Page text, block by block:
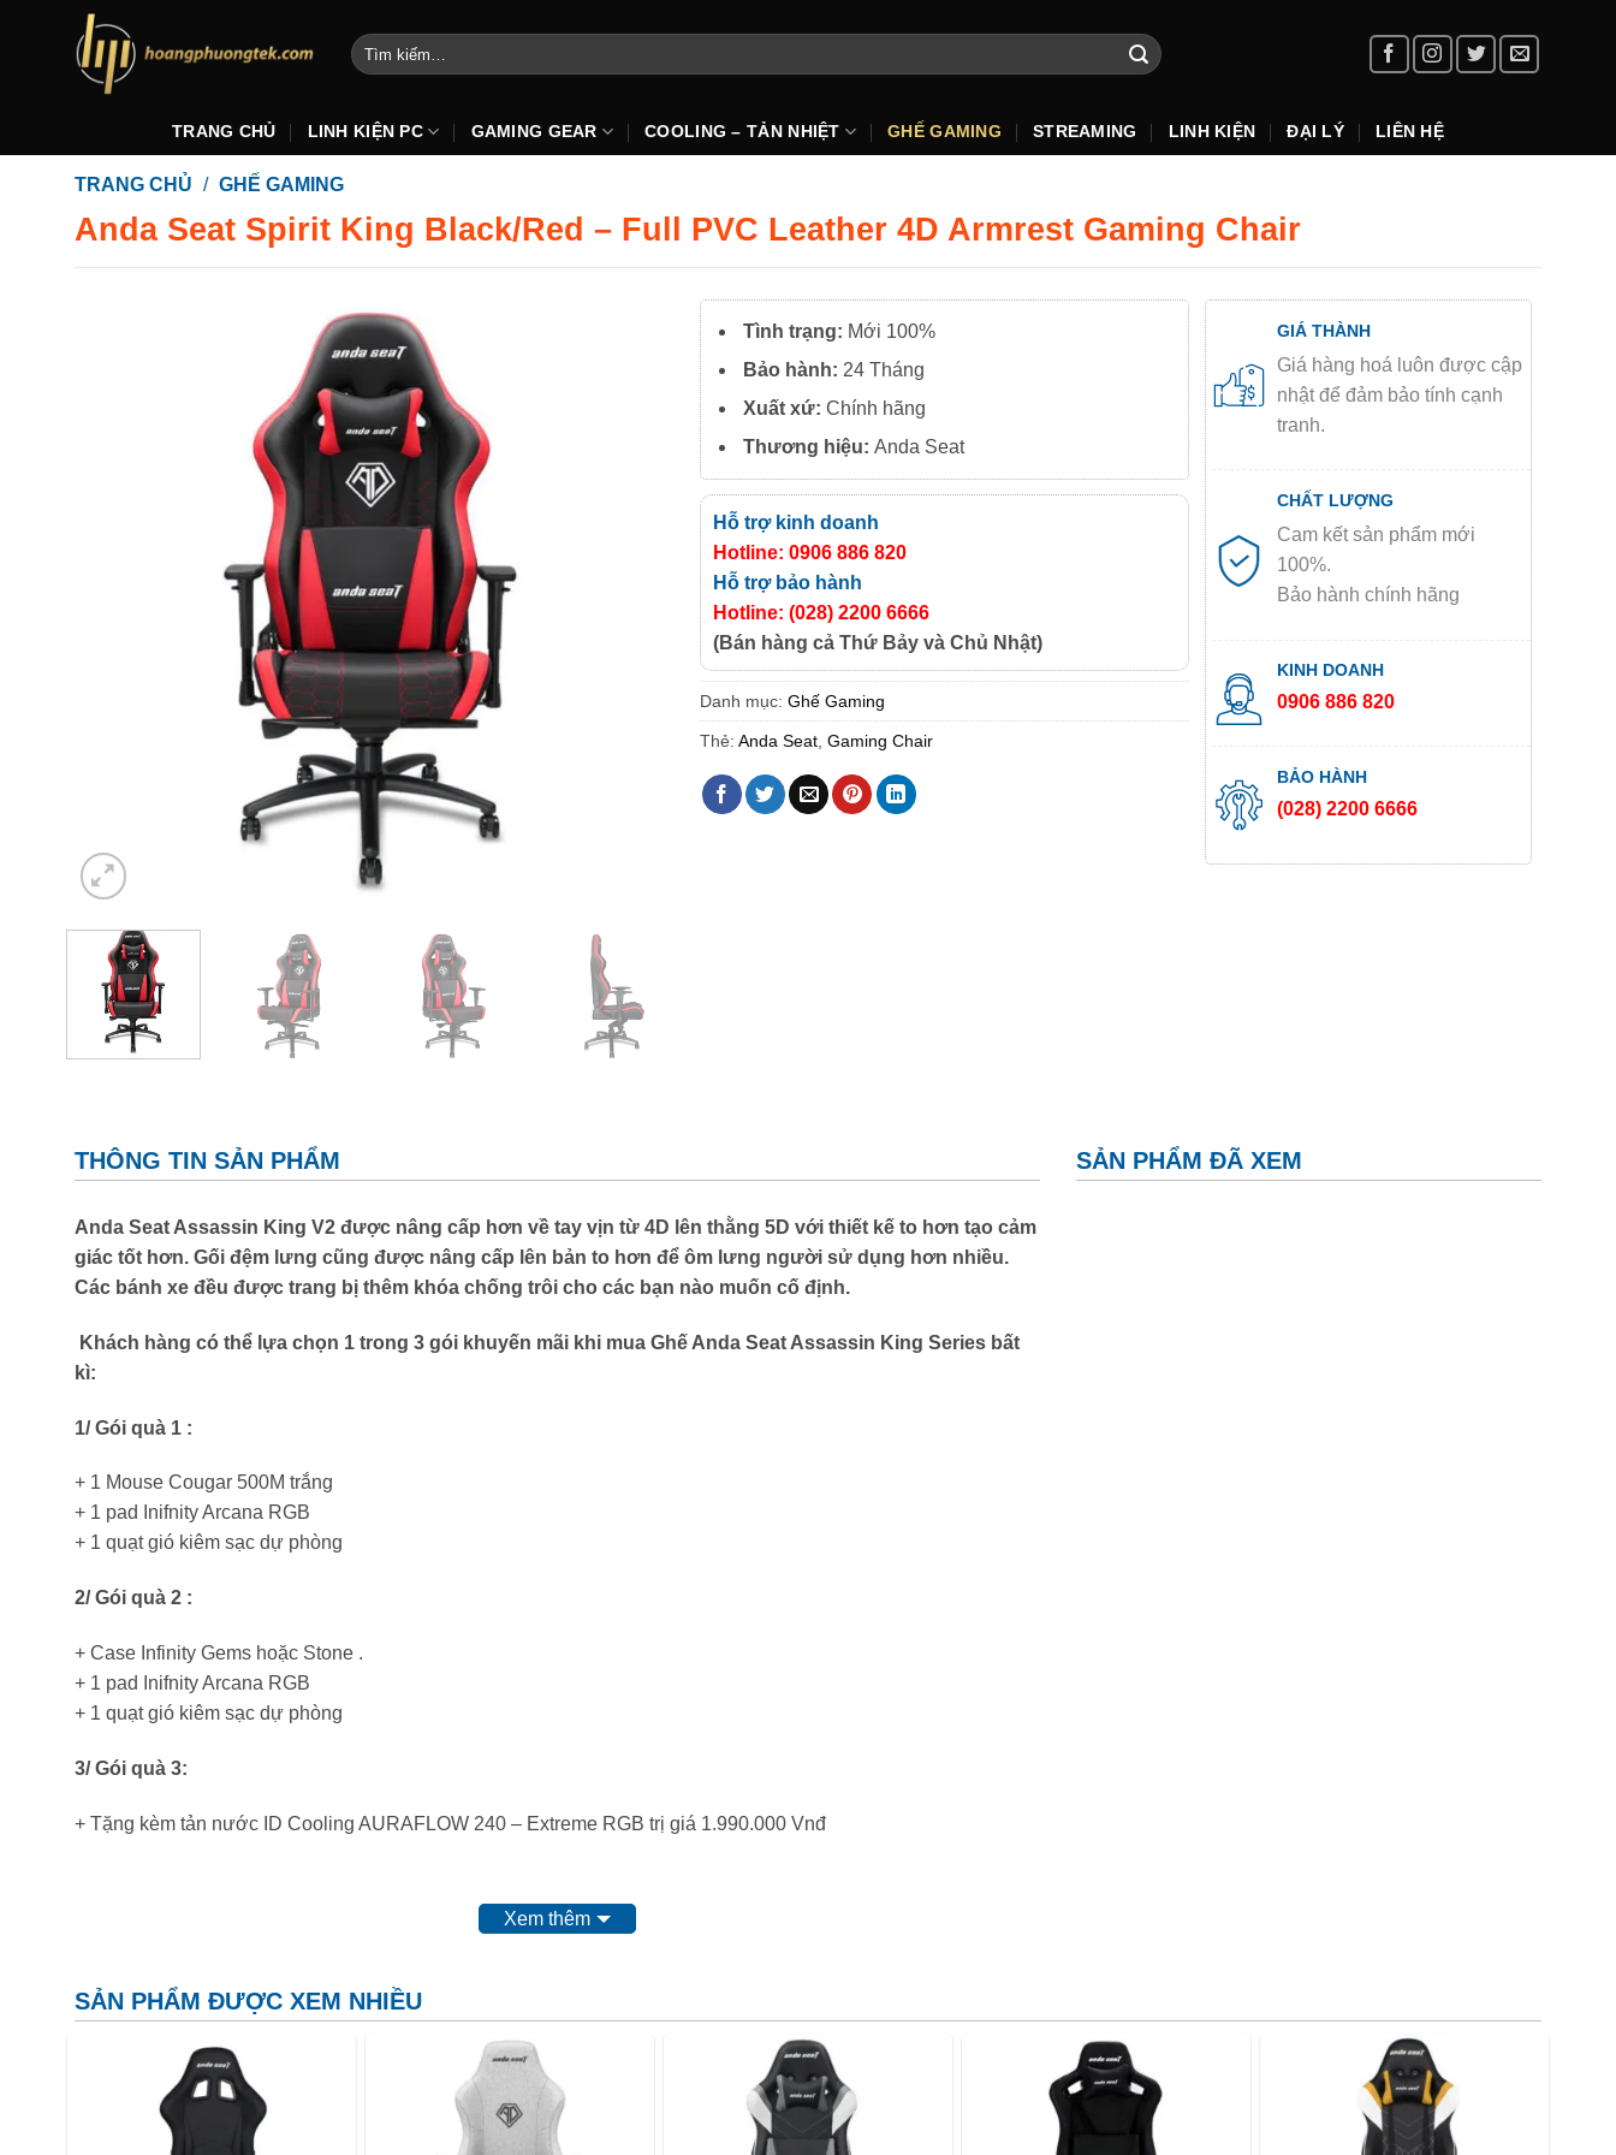
Tìm
kiếm:
TRANG CHỦ LINH KIỆN PC GAMING GEAR COOLING – TẢN NHIỆT GHẾ GAMING STREAMING LINH KIỆN ĐẠI LÝ LIÊN HỆ
TRANG CHỦ / GHẾ GAMING
Anda Seat Spirit King Black/Red – Full PVC Leather 4D Armrest Gaming Chair
Tình trạng: Mới 100%
Bảo hành: 24 Tháng
Xuất xứ:Chính hãng
Thương hiệu: Anda Seat
Hỗ trợ kinh doanh
Hotline: 0906 886 820
Hỗ trợ bảo hành
Hotline: (028) 2200 6666
(Bán hàng cả Thứ Bảy và Chủ Nhật)
Danh mục:Ghế Gaming
Thẻ:Anda Seat ,Gaming Chair
GIÁ THÀNH
Giá hàng hoá luôn được cập
nhật để đảm bảo tính cạnh
tranh.
CHẤT LƯỢNG
Cam kết sản phẩm mới
100%.
Bảo hành chính hãng
KINH DOANH
0906 886 820
BẢO HÀNH
(028) 2200 6666
THÔNG TIN SẢN PHẨM
Anda Seat Assassin King V2 được nâng cấp hơn về tay vịn từ 4D lên thằng 5D với thiết kế to hơn tạo cảm
giác tốt hơn. Gối đệm lưng cũng được nâng cấp lên bản to hơn để ôm lưng người sử dụng hơn nhiều.
Các bánh xe đều được trang bị thêm khóa chống trôi cho các bạn nào muốn cố định.
Khách hàng có thể lựa chọn 1 trong 3 gói khuyến mãi khi mua Ghế Anda Seat Assassin King Series bất
kì:
1/ Gói quà 1 :
+ 1 Mouse Cougar 500M trắng
+ 1 pad Inifnity Arcana RGB
+ 1 quạt gió kiêm sạc dự phòng
2/ Gói quà 2 :
+ Case Infinity Gems hoặc Stone .
+ 1 pad Inifnity Arcana RGB
+ 1 quạt gió kiêm sạc dự phòng
3/ Gói quà 3:
+ Tặng kèm tản nước ID Cooling AURAFLOW 240 – Extreme RGB trị giá 1.990.000 Vnđ
Chair/Seat
Back Style
Minimum Seat
Depth
FOAM TYPE
High Density
Adjustable
Back Angle
Maximum Seat
Xem thêm
SẢN PHẨM ĐÃ XEM
SẢN PHẨM ĐƯỢC XEM NHIỀU